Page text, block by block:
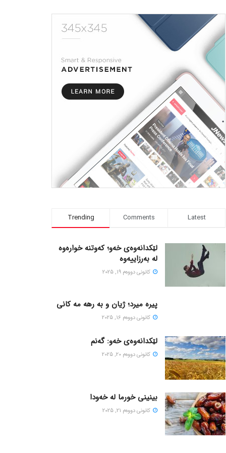
Trending Comments Latest
لێکدانەوەی خەو؛ کەوتنە خوارەوە
لە بەرزاییەوە
كانونی دووه‌م 19, 2025
پیره میرد؛ ژیان و به رهه مه کانی
كانونی دووه‌م 16, 2025
لێکدانەوەی خەو: گەنم
كانونی دووه‌م 20, 2025
بینینی خورما لە خەودا
كانونی دووه‌م 21, 2025